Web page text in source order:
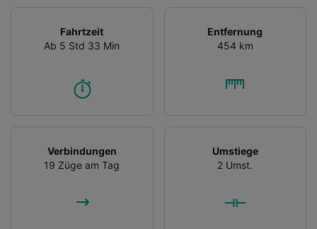
Fahrtzeit
Ab 5 Std 33 Min
Entfernung
454 km
Verbindungen
19 Züge am Tag
Umstiege
2 Umst.